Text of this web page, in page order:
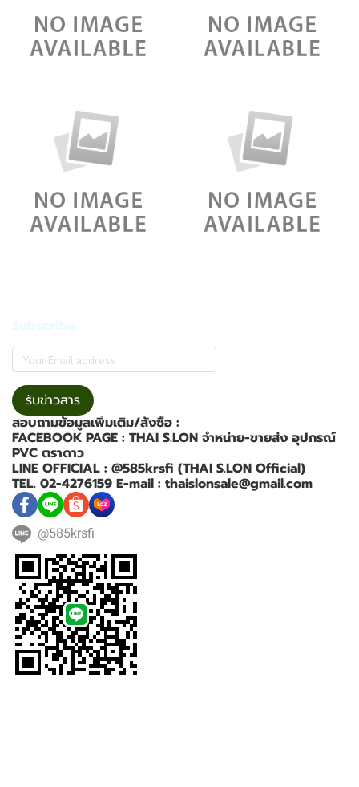
รับข่าวสาร
สอบถามข้อมูลเพิ่มเติม/สั่งซื้อ :
FACEBOOK PAGE : THAI S.LON จำหน่าย-ขายส่ง อุปกรณ์
PVC ตราดาว
LINE OFFICIAL : @585krsfi (THAI S.LON Official)
TEL. 02-4276159 E-mail : thaislonsale@gmail.com
@585krsfi